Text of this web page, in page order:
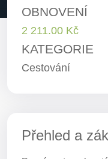
OBNOVENÍ
2 211.00 Kč
KATEGORIE
Cestování
Přehled a